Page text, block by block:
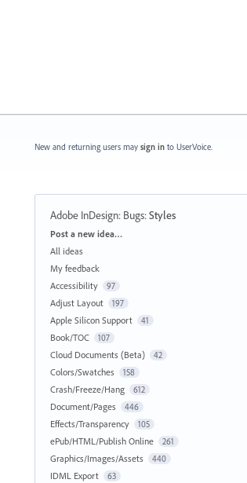
New and returning users may sign in to UserVoice.
Adobe InDesign: Bugs:Styles
Categories
Post a new idea…
All ideas
My feedback
Accessibility
97
Adjust Layout 197
Apple Silicon Support 41
Book/TOC 107
Cloud Documents (Beta) 42
Colors/Swatches 158
Crash/Freeze/Hang 612
Document/Pages 446
Effects/Transparency 105
ePub/HTML/Publish Online 261
Graphics/Images/Assets 440
IDML Export 63